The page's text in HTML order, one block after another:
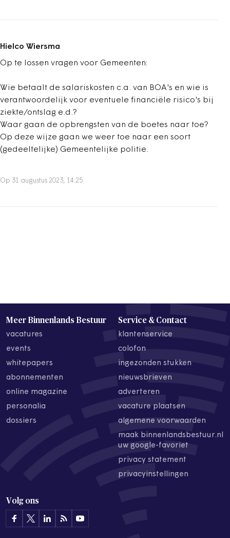
Hielco Wiersma
Op te lossen vragen voor Gemeenten:
Wie betaalt de salariskosten c.a. van BOA's en wie is
verantwoordelijk voor eventuele financiële risico's bij
ziekte/ontslag e.d.?
Waar gaan de opbrengsten van de boetes naar toe?
Op deze wijze gaan we weer toe naar een soort
(gedeeltelijke) Gemeentelijke politie.
Op 31 augustus 2023, 14:25
Meer Binnenlands Bestuur
vacatures
events
whitepapers
abonnementen
online magazine
personalia
dossiers
Service & Contact
klantenservice
colofon
ingezonden stukken
nieuwsbrieven
adverteren
vacature plaatsen
algemene voorwaarden
maak binnenlandsbestuur.nl
uw google-favoriet
privacy statement
privacyinstellingen
Volg ons